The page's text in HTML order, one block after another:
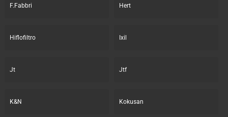
F.Fabbri Hert
Hiflofiltro Ixil
Jt Jtf
K&N Kokusan